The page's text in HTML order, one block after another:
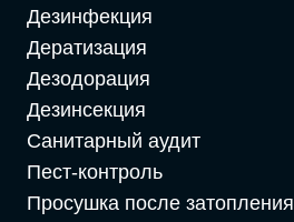
Дезинфекция
Дератизация
Дезодорация
Дезинсекция
Санитарный аудит
Пест-контроль
Просушка после затопления